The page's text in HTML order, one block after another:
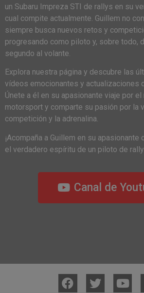
un Subaru Impreza STI de rallys en su
cual compite actualmente. Guillem no
siempre busca nuevos retos y
progresando como piloto y, sobre todo,
segundo al volante.
Explora nuestra página y descubre las
vídeos emocionantes y actualizaciones
Únete a él en su apasionante viaje por el
motorsport y comparte su pasión por la
competición y la adrenalina.
¡Acompaña a Guillem en su apasionante
el verdadero espíritu de un piloto de
Canal de